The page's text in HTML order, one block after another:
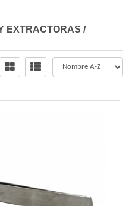
EXTRACTORAS /